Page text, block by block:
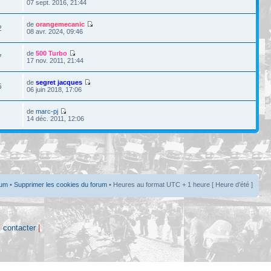
07 sept. 2016, 21:44
deorangemecanic
08 avr. 2024, 09:46
de500 Turbo
17 nov. 2011, 21:44
desegret jacques
06 juin 2018, 17:06
demarc-pj
14 déc. 2011, 12:06
• Supprimer les cookies du forum • Heures au format UTC + 1 heure [ Heure d’été ]
contacter |